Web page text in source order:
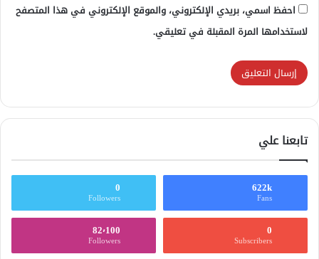
احفظ اسمي، بريدي الإلكتروني، والموقع الإلكتروني في هذا المتصفح
لاستخدامها المرة المقبلة في تعليقي.
تابعنا علي
622k
Fans
0
Followers
0
Subscribers
82٬100
Followers